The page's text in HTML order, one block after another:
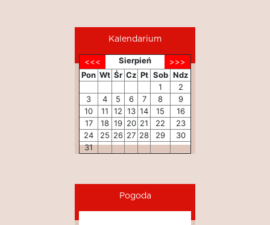
Kalendarium
Sierpień
Pon Wt Śr Cz Pt Sob Ndz
1
2
3
4 5 6 7 8
9
10
11 12 13 14 15
16
17
18 19 20 21 22
23
24
25 26 27 28 29
30
31
Pogoda